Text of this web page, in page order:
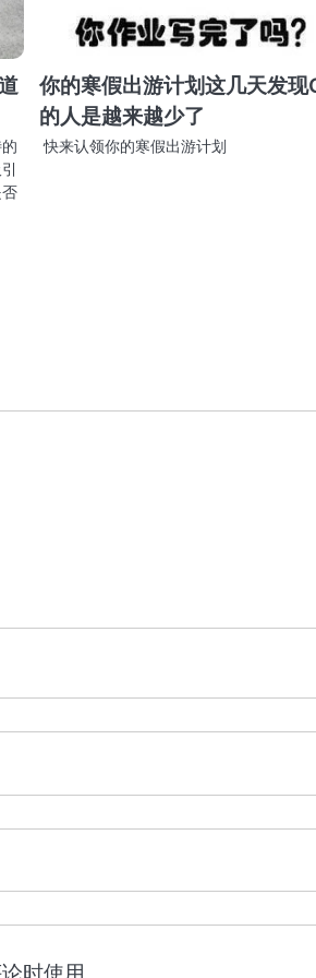
你的寒假出游计划这几天发现
的人是越来越少了
快来认领你的寒假出游计划
时使用。